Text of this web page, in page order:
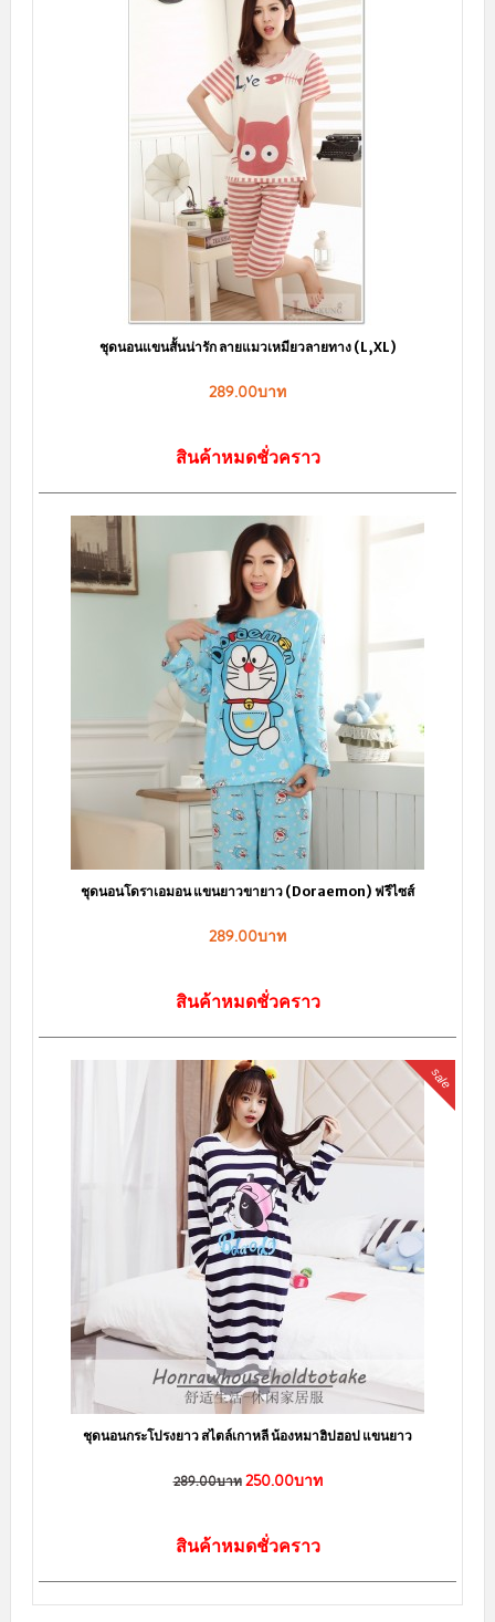
ชุดนอนแขนสั้นน่ารัก ลายแมวเหมียวลายทาง (L,XL)
289.00บาท
สินค้าหมดชั่วคราว
ชุดนอนโดราเอมอน แขนยาวขายาว (Doraemon) ฟรีไซส์
289.00บาท
สินค้าหมดชั่วคราว
sale
ชุดนอนกระโปรงยาว สไตล์เกาหลี น้องหมาฮิปฮอป แขนยาว
289.00บาท 250.00บาท
สินค้าหมดชั่วคราว